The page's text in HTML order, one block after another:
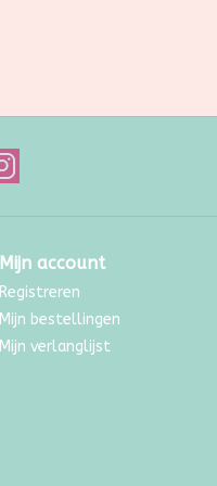
Mijn account
Registreren
Mijn bestellingen
Mijn verlanglijst